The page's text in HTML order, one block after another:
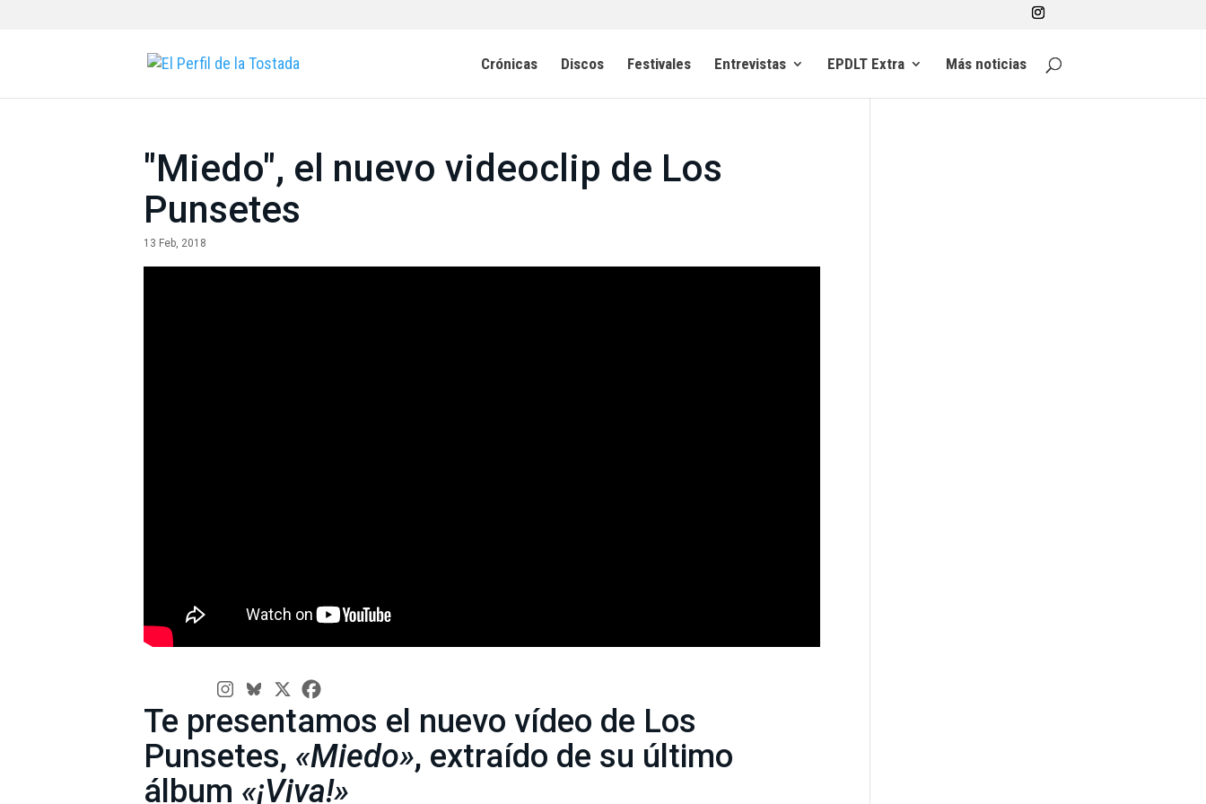
Crónicas Discos Festivales Entrevistas EPDLT Extra Más noticias
"Miedo", el nuevo videoclip de Los
Punsetes
13 Feb, 2018
Te presentamos el nuevo vídeo de Los
Punsetes, «Miedo», extraído de su último
álbum «¡Viva!»